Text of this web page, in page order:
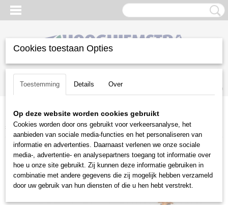
Inloggen Registreren
(0)
Home >Snoeien en Zagen> Stokheggenscharen
stokheggenscharen> Stihl HL 91 KC-E
Cookies toestaan Opties
Toestemming Details Over
Op deze website worden cookies gebruikt
Cookies worden door ons gebruikt voor verkeersanalyse, het
aanbieden van sociale media-functies en het personaliseren van
informatie en advertenties. Daarnaast verlenen we onze sociale
media-, advertentie- en analysepartners toegang tot informatie over
hoe u onze site gebruikt. Zij kunnen deze informatie gebruiken in
combinatie met andere gegevens die zij mogelijk hebben verzameld
door uw gebruik van hun diensten of die u hen hebt verstrekt.